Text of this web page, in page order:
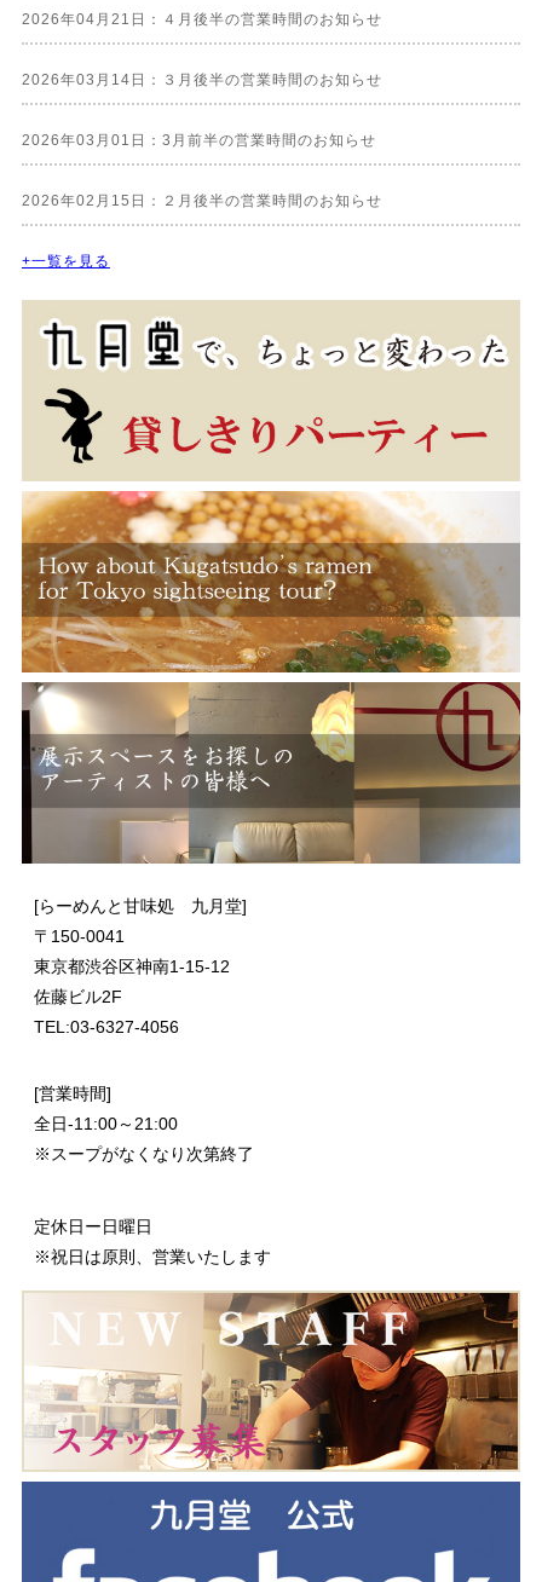
2026年04月21日：４月後半の営業時間のお知らせ
2026年03月14日：３月後半の営業時間のお知らせ
2026年03月01日：3月前半の営業時間のお知らせ
2026年02月15日：２月後半の営業時間のお知らせ
+一覧を見る
[らーめんと甘味処 九月堂]
〒 150-0041
東京都渋谷区神南1-15-12
佐藤ビル2F
TEL:03-6327-4056
[営業時間]
全日-11:00～21:00
※スープがなくなり次第終了
定休日ー日曜日
※祝日は原則、営業いたします